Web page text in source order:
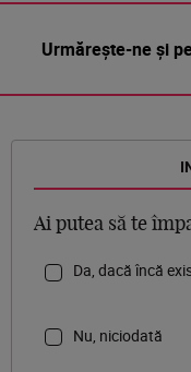
Urmărește-ne și
Ai putea să te
Da, dacă încă
Nu, niciodată